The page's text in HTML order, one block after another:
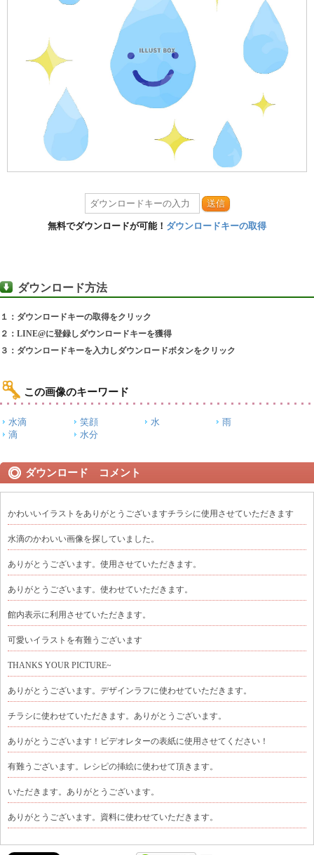
送信
無料でダウンロードが可能！ ダウンロードキーの取得
ダウンロード方法
１：ダウンロードキーの取得をクリック
２：LINE@に登録しダウンロードキーを獲得
３：ダウンロードキーを入力しダウンロードボタンをクリック
この画像のキーワード
水滴 笑顔 水
雨
滴
水分
ダウンロード コメント
かわいいイラストをありがとうございますチラシに使用させていただきます
水滴のかわいい画像を探していました。
ありがとうございます。使用させていただきます。
ありがとうございます。使わせていただきます。
館内表示に利用させていただきます。
可愛いイラストを有難うございます
THANKS YOUR PICTURE~
ありがとうございます。デザインラフに使わせていただきます。
チラシに使わせていただきます。ありがとうございます。
ありがとうございます！ビデオレターの表紙に使用させてください！
有難うございます。レシピの挿絵に使わせて頂きます。
いただきます。ありがとうございます。
ありがとうございます。資料に使わせていただきます。